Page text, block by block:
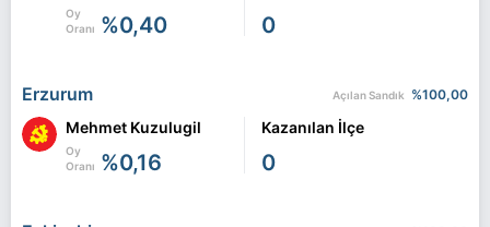
Oy
Oranı %0,40 0
Erzurum Açılan Sandık %100,00
Mehmet Kuzulugil
Oy
Oranı %0,16
Kazanılan İlçe
0